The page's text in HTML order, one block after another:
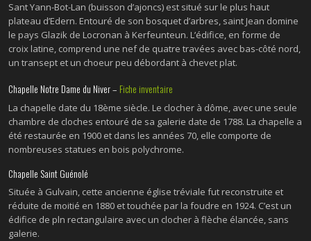
Sant Yann-Bot-Lan (buisson d’ajoncs) est situé sur le plus haut
plateau d’Edern. Entouré de son bosquet d’arbres, saint Jean domine
le pays Glazik de Locronan à Kerfeunteun. L’édifice, en forme de
croix latine, comprend une nef de quatre travées avec bas-côté nord,
un transept et un choeur peu débordant à chevet plat.
Chapelle Notre Dame du Niver – Fiche inventaire
La chapelle date du 18ème siècle. Le clocher à dôme, avec une seule
chambre de cloches entouré de sa galerie date de 1788. La chapelle a
été restaurée en 1900 et dans les années 70, elle comporte de
nombreuses statues en bois polychrome.
Chapelle Saint Guénolé
Située à Gulvain, cette ancienne église tréviale fut reconstruite et
réduite de moitié en 1880 et touchée par la foudre en 1924. C’est un
édifice de pln rectangulaire avec un clocher à flèche élancée, sans
galerie.